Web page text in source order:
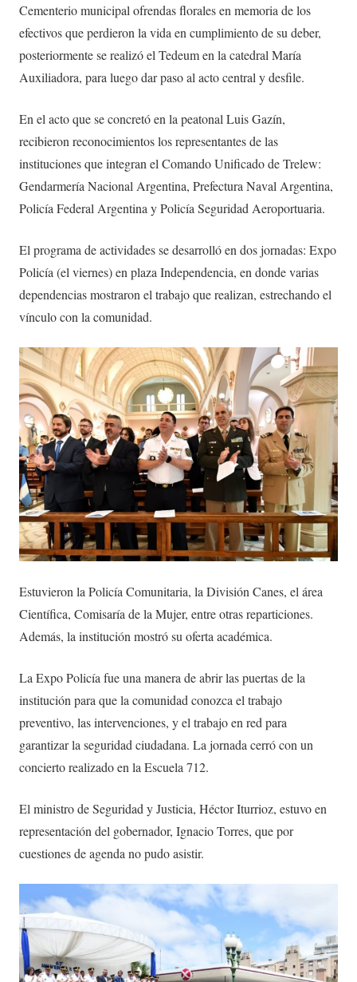
Cementerio municipal ofrendas florales en memoria de los
efectivos que perdieron la vida en cumplimiento de su deber,
posteriormente se realizó el Tedeum en la catedral María
Auxiliadora, para luego dar paso al acto central y desfile.
En el acto que se concretó en la peatonal Luis Gazín,
recibieron reconocimientos los representantes de las
instituciones que integran el Comando Unificado de Trelew:
Gendarmería Nacional Argentina, Prefectura Naval Argentina,
Policía Federal Argentina y Policía Seguridad Aeroportuaria.
El programa de actividades se desarrolló en dos jornadas: Expo
Policía (el viernes) en plaza Independencia, en donde varias
dependencias mostraron el trabajo que realizan, estrechando el
vínculo con la comunidad.
Estuvieron la Policía Comunitaria, la División Canes, el área
Científica, Comisaría de la Mujer, entre otras reparticiones.
Además, la institución mostró su oferta académica.
La Expo Policía fue una manera de abrir las puertas de la
institución para que la comunidad conozca el trabajo
preventivo, las intervenciones, y el trabajo en red para
garantizar la seguridad ciudadana. La jornada cerró con un
concierto realizado en la Escuela 712.
El ministro de Seguridad y Justicia, Héctor Iturrioz, estuvo en
representación del gobernador, Ignacio Torres, que por
cuestiones de agenda no pudo asistir.